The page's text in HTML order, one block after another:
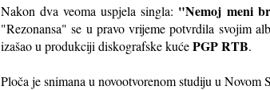
Nakon dva veoma uspjela singla: "Nemoj meni
"Rezonansa" se u pravo vrijeme potvrdila svojim
izašao u produkciji diskografske kućePGP RTB.
Ploča je snimana u novootvorenom studiju u Novom